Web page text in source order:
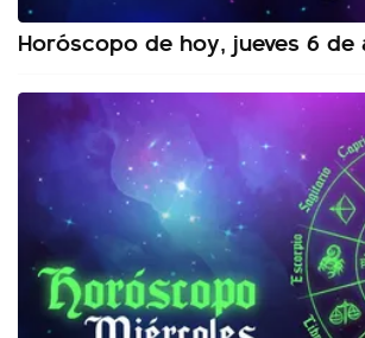
Horóscopo de hoy, jueves 6 de